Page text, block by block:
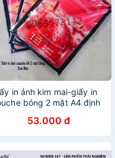
in ảnh kim mai-giấy in
bóng 2 mặt A4 định
260-300gsm
53.000 đ